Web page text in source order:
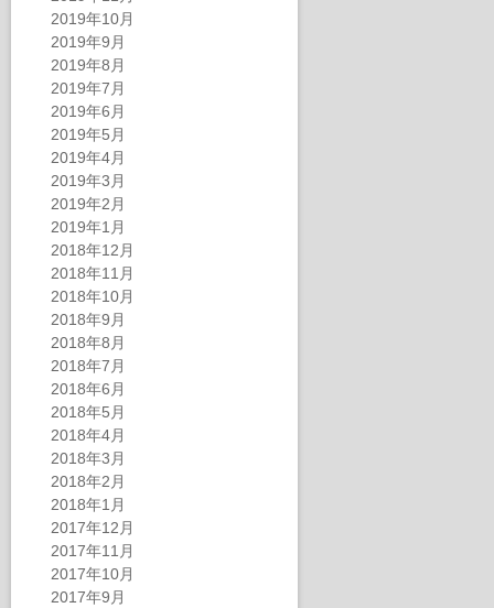
2019年10月
2019年9月
2019年8月
2019年7月
2019年6月
2019年5月
2019年4月
2019年3月
2019年2月
2019年1月
2018年12月
2018年11月
2018年10月
2018年9月
2018年8月
2018年7月
2018年6月
2018年5月
2018年4月
2018年3月
2018年2月
2018年1月
2017年12月
2017年11月
2017年10月
2017年9月